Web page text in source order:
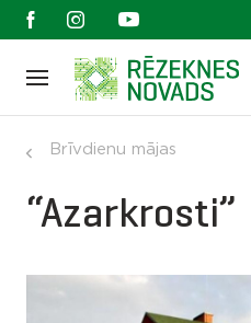
Brīvdienu mājas
“Azarkrosti”